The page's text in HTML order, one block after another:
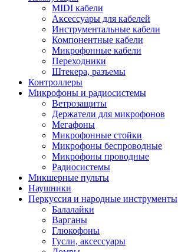
MIDI кабели
Аксессуары для кабелей
Инструментальные кабели
Компонентные кабели
Микрофонные кабели
Переходники
Штекера, разъемы
Контроллеры
Микрофоны и радиосистемы
Ветрозащиты
Держатели для микрофонов
Мегафоны
Микрофонные стойки
Микрофоны беспроводные
Микрофоны проводные
Радиосистемы
Микшерные пульты
Наушники
Перкуссия и народные инструменты
Балалайки
Варганы
Глюкофоны
Гусли, аксессуары